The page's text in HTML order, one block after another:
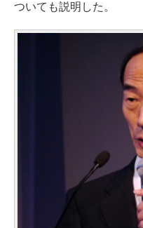
ついても説明した。